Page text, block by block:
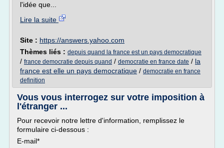
l'idée que...
Lire la suite
Site : https://answers.yahoo.com
Thèmes liés : depuis quand la france est un pays democratique
/ france democratie depuis quand / democratie en france date / la
france est elle un pays democratique / democratie en france
definition
Vous vous interrogez sur votre imposition à
l'étranger ...
Pour recevoir notre lettre d'information, remplissez le
formulaire ci-dessous :
E-mail*